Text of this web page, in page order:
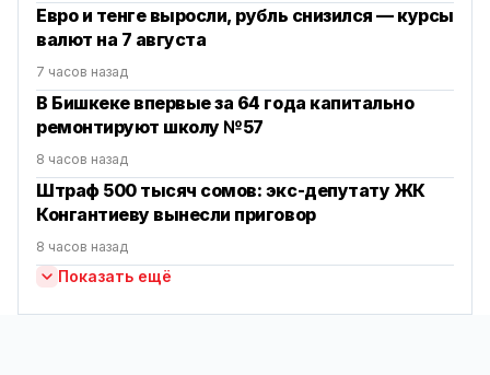
Евро и тенге выросли, рубль снизился — курсы
валют на 7 августа
7 часов назад
В Бишкеке впервые за 64 года капитально
ремонтируют школу №57
8 часов назад
Штраф 500 тысяч сомов: экс-депутату ЖК
Конгантиеву вынесли приговор
8 часов назад
Показать ещё